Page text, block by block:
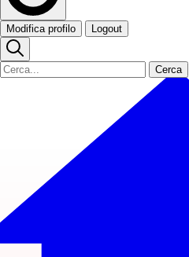
Modifica profilo Logout
Cerca